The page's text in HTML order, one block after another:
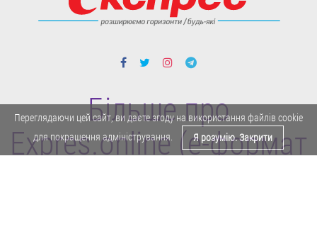
Більше про
Expres.online (e-формат
Переглядаючи цей сайт, ви даєте згоду на використання файлів cookie
для покращення адміністрування.
Я розумію. Закрити